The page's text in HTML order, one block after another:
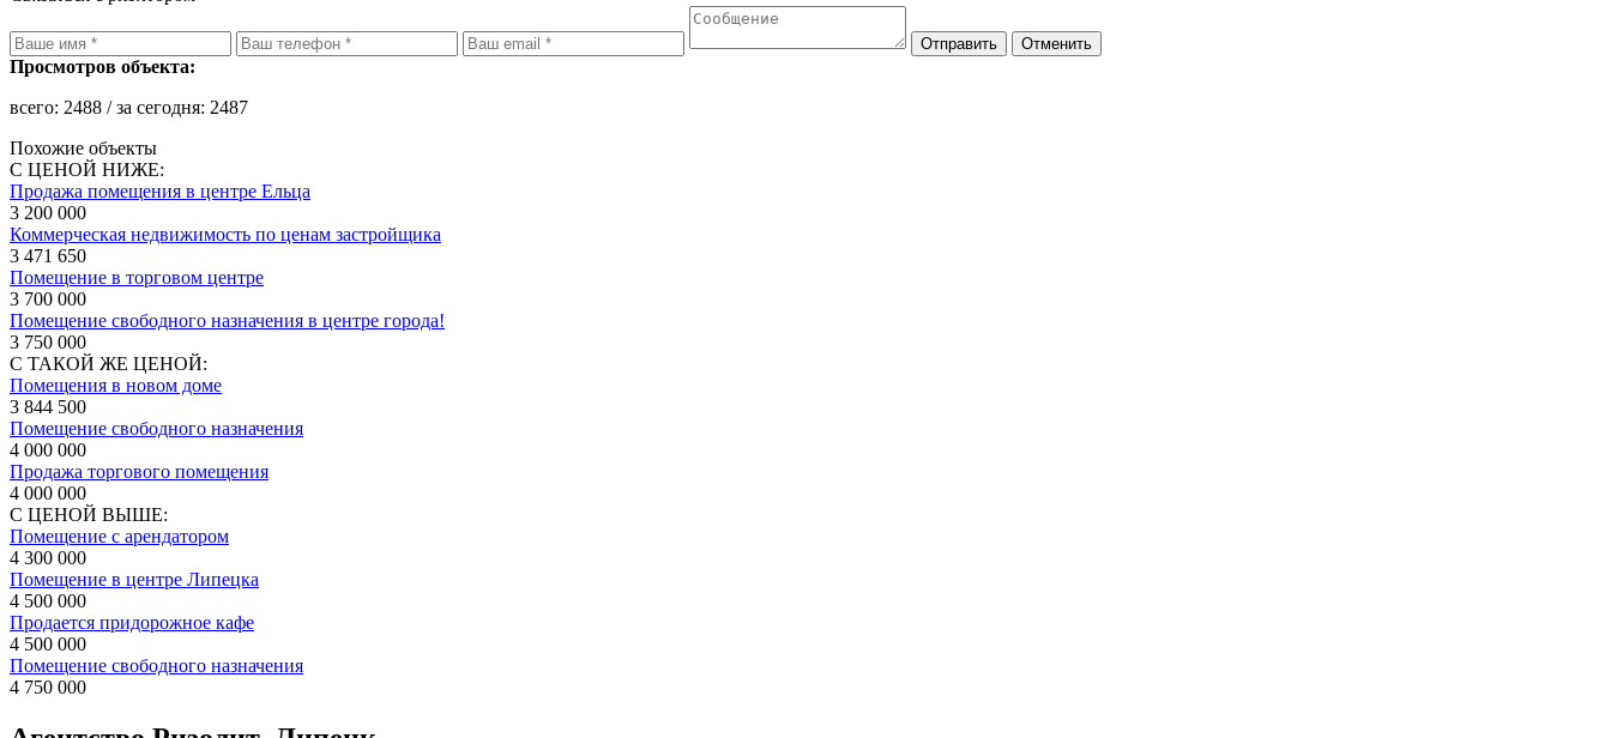
Просмотров объекта:
всего: 2488 / за сегодня: 2487
Похожие объекты
С ЦЕНОЙ НИЖЕ:
Продажа помещения в центре Ельца
3 200 000
Коммерческая недвижимость по ценам застройщика
3 471 650
Помещение в торговом центре
3 700 000
Помещение свободного назначения в центре города!
3 750 000
С ТАКОЙ ЖЕ ЦЕНОЙ:
Помещения в новом доме
3 844 500
Помещение свободного назначения
4 000 000
Продажа торгового помещения
4 000 000
С ЦЕНОЙ ВЫШЕ:
Помещение с арендатором
4 300 000
Помещение в центре Липецка
4 500 000
Продается придорожное кафе
4 500 000
Помещение свободного назначения
4 750 000